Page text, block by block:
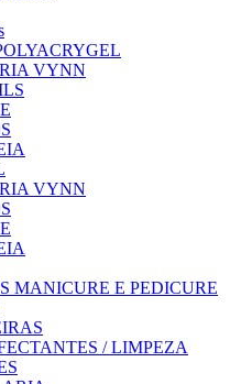
VYNN
VYNN
MANICURE E PEDICURE
/ LIMPEZA